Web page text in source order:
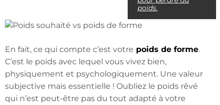
poids.
En fait, ce qui compte c’est votre poids de forme.
C’est le poids avec lequel vous vivez bien,
physiquement et psychologiquement. Une valeur
subjective mais essentielle ! Oubliez le poids rêvé
qui n’est peut-être pas du tout adapté à votre